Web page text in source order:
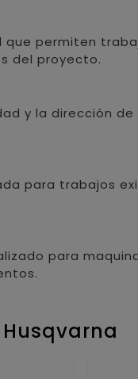
que permiten
del proyecto.
y la dirección de
para trabajos
para